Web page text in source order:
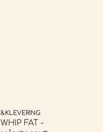
&KLEVERING
WHIP FAT -